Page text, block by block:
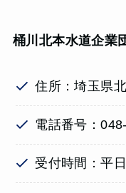
桶川北本水道企業
住所：埼玉県
電話番号：
受付時間：平